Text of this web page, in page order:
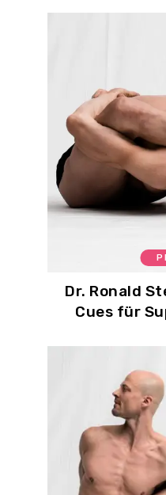
Dr. Ronald
Cues für